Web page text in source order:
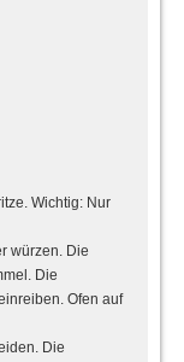
Wichtig: Nur
würzen. Die
Die
Ofen auf
Die